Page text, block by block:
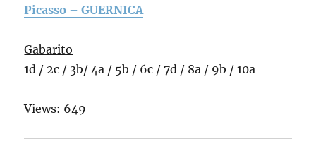
Picasso – GUERNICA
Gabarito
1d / 2c / 3b/ 4a / 5b / 6c / 7d / 8a / 9b / 10a
Views: 649